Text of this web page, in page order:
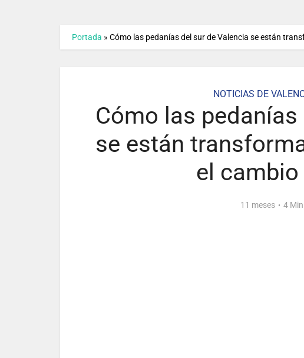
Portada » Cómo las pedanías del sur de Valencia se están
NOTICIAS DE
Cómo las
se están
el
11 meses 4